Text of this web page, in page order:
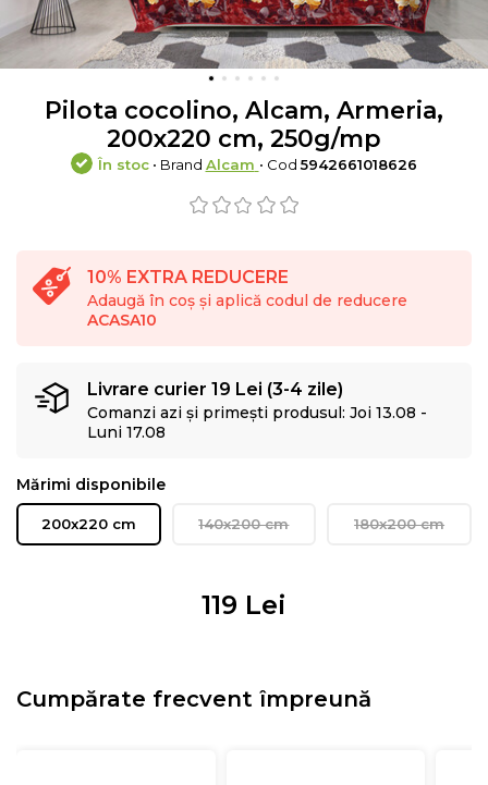
Pilota cocolino, Alcam, Armeria,
200x220 cm, 250g/mp
În stoc• Brand Alcam • Cod5942661018626
10% EXTRA REDUCERE
Adaugă în coș și aplică codul de reducere
ACASA10
Livrare curier 19 Lei (3-4 zile)
Comanzi azi și primești produsul: Joi 13.08 -
Luni 17.08
Mărimi disponibile
200x220 cm 140x200 cm 180x200 cm
119 Lei
Cumpărate frecvent împreună